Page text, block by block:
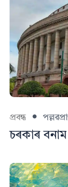
প্ৰবন্ধ
চৰকাৰ